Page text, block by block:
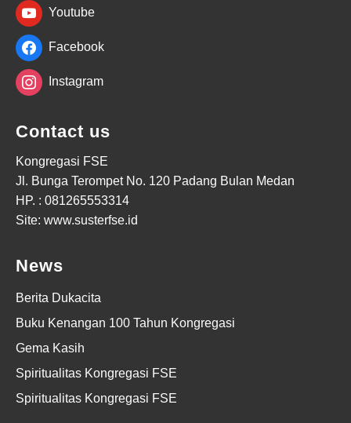
Youtube
Facebook
Instagram
Contact us
Kongregasi FSE
Jl. Bunga Terompet No. 120 Padang Bulan Medan
HP. : 081265553314
Site: www.susterfse.id
News
Berita Dukacita
Buku Kenangan 100 Tahun Kongregasi
Gema Kasih
Spiritualitas Kongregasi FSE
Spiritualitas Kongregasi FSE